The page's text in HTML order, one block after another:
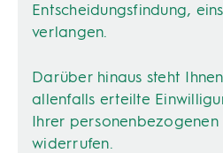
Entscheidungsfindung,
verlangen.
Darüber hinaus steht
allenfalls erteilte
Ihrer
widerrufen.